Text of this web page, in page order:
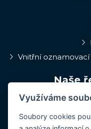
Vnitřní
Naše
Využíváme
Soubory cookies